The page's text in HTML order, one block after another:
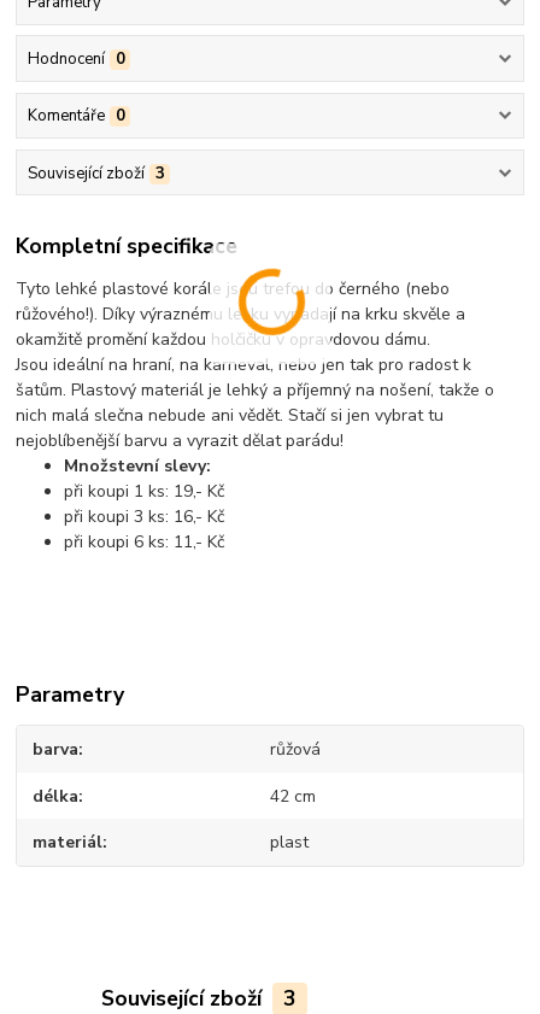
Hodnocení 0
Komentáře 0
Související zboží 3
Kompletní specifikace
Tyto lehké plastové korále jsou trefou do černého (nebo
růžového!). Díky výraznému lesku vypadají na krku skvěle a
okamžitě promění každou holčičku v opravdovou dámu.
Jsou ideální na hraní, na karneval, nebo jen tak pro radost k
šatům. Plastový materiál je lehký a příjemný na nošení, takže o
nich malá slečna nebude ani vědět. Stačí si jen vybrat tu
nejoblíbenější barvu a vyrazit dělat parádu!
Množstevní slevy:
při koupi 1 ks: 19,- Kč
při koupi 3 ks: 16,- Kč
při koupi 6 ks: 11,- Kč
Parametry
barva růžová
délka 42 cm
materiál plast
Související zboží 3